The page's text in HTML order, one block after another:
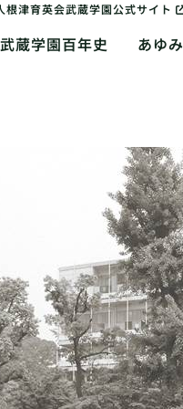
根津育英会武蔵学園公式サイト
武蔵学園百年史 あゆみ